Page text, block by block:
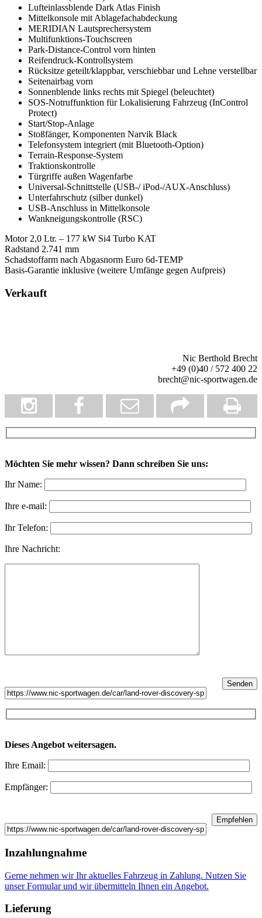
Lufteinlassblende Dark Atlas Finish
Mittelkonsole mit Ablagefachabdeckung
MERIDIAN Lautsprechersystem
Multifunktions-Touchscreen
Park-Distance-Control vorn hinten
Reifendruck-Kontrollsystem
Rücksitze geteilt/klappbar, verschiebbar und Lehne verstellbar
Seitenairbag vorn
Sonnenblende links rechts mit Spiegel (beleuchtet)
SOS-Notruffunktion für Lokalisierung Fahrzeug (InControl
Protect)
Start/Stop-Anlage
Stoßfänger, Komponenten Narvik Black
Telefonsystem integriert (mit Bluetooth-Option)
Terrain-Response-System
Traktionskontrolle
Türgriffe außen Wagenfarbe
Universal-Schnittstelle (USB-/ iPod-/AUX-Anschluss)
Unterfahrschutz (silber dunkel)
USB-Anschluss in Mittelkonsole
Wankneigungskontrolle (RSC)
Motor 2,0 Ltr. – 177 kW Si4 Turbo KAT
Radstand 2.741 mm
Schadstoffarm nach Abgasnorm Euro 6d-TEMP
Basis-Garantie inklusive (weitere Umfänge gegen Aufpreis)
Verkauft
Nic Berthold Brecht
+49 (0)40 / 572 400 22
brecht@nic-sportwagen.de
Möchten Sie mehr wissen? Dann schreiben Sie uns:
Ihr Name:
Ihre e-mail:
Ihr Telefon:
Ihre Nachricht:
Dieses Angebot weitersagen.
Ihre Email:
Empfänger:
Inzahlungnahme
Gerne nehmen wir Ihr aktuelles Fahrzeug in Zahlung. Nutzen Sie
unser Formular und wir übermitteln Ihnen ein Angebot.
Lieferung